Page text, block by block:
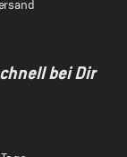
bei Dir